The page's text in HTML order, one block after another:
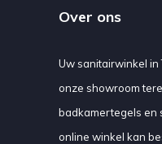
Over ons
Uw sanitairwinkel in
onze showroom
badkamertegels en
online winkel kan